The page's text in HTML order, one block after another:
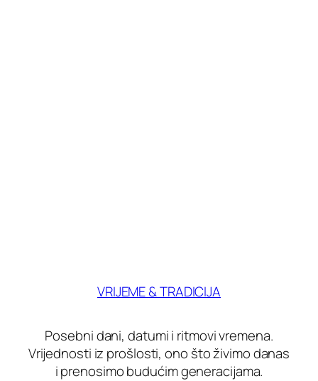
VRIJEME & TRADICIJA
Posebni dani, datumi i ritmovi vremena.
Vrijednosti iz prošlosti, ono što živimo danas
i prenosimo budućim generacijama.